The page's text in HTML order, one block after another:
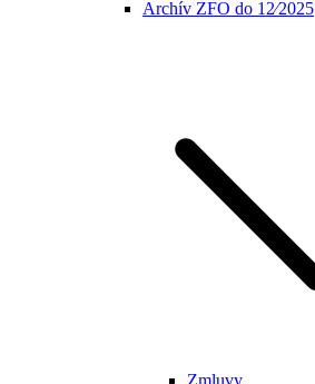
Archív ZFO do 12⁄2025
Zmluvy